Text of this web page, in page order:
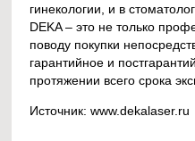
гинекологии, и в
DEKA – это не только
поводу покупки
гарантийное и
протяжении всего срока
Источник: www.dekalaser.ru